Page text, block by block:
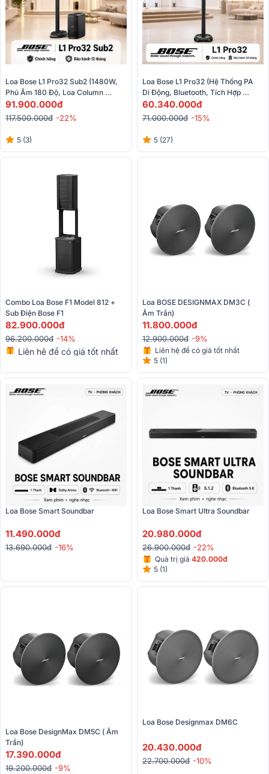
Loa Bose L1 Pro32 Sub2 (1480W,
Phủ Âm 180 Độ, Loa Column
Array)
91.900.000đ
117.500.000đ -22%
5 (3)
Loa Bose L1 Pro32 (Hệ Thống PA
Di Động, Bluetooth, Tích Hợp
Mixer, Điều Khiển, Loa Column)
60.340.000đ
71.000.000đ -15%
5 (27)
Combo Loa Bose F1 Model 812 +
Sub Điện Bose F1
82.900.000đ
96.200.000đ -14%
Liên hệ để có giá tốt nhất
Loa BOSE DESIGNMAX DM3C (
11.800.000đ
12.900.000đ -9%
Liên hệ để có giá tốt nhất
5 (1)
Loa Bose Smart Soundbar
11.490.000đ
13.690.000đ -16%
Loa Bose Smart Ultra Soundbar
20.980.000đ
26.900.000đ -22%
Quà trị giá 420.000đ
5 (1)
Loa Bose DesignMax DM5C ( Âm
Trần)
17.390.000đ
19.200.000đ -9%
Loa Bose Designmax DM6C
20.430.000đ
22.700.000đ -10%